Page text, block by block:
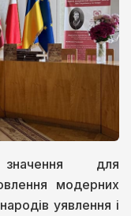
значення для
модерних
уявлення і